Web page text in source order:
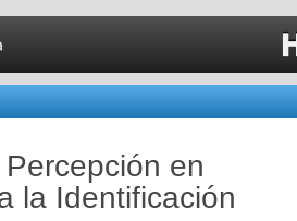
en
la Identificación